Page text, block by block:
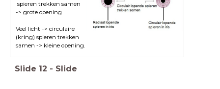
spieren trekken samen
-> grote opening
Veel licht -> circulaire
(kring) spieren trekken
samen -> kleine opening.
Slide 12 - Slide